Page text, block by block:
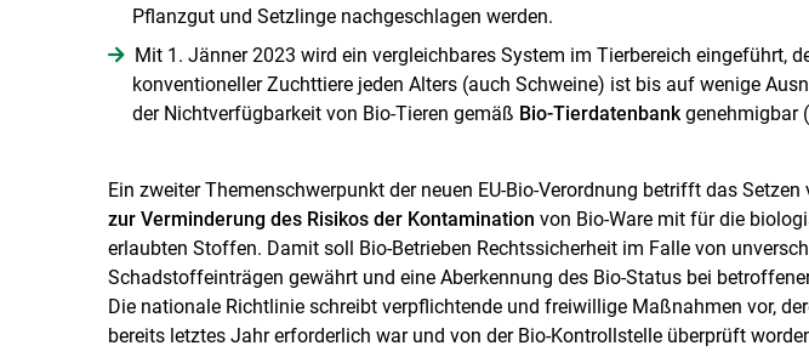
Skip to
Pflanzgut und Setzlinge nachgeschlagen werden.
Mit 1. Jänner 2023 wird ein vergleichbares System im Tierbereich eingeführt,
konventioneller Zuchttiere jeden Alters (auch Schweine) ist bis auf wenige
der Nichtverfügbarkeit von Bio-Tieren gemäß Bio-Tierdatenbankgenehmigbar
Ein zweiter Themenschwerpunkt der neuen EU-Bio-Verordnung betrifft das Setzen
zur Verminderung des Risikos der Kontamination von Bio-Ware mit für die
erlaubten Stoffen. Damit soll Bio-Betrieben Rechtssicherheit im Falle von
Schadstoffeinträgen gewährt und eine Aberkennung des Bio-Status bei
Die nationale Richtlinie schreibt verpflichtende und freiwillige Maßnahmen vor,
bereits letztes Jahr erforderlich war und von der Bio-Kontrollstelle überprüft